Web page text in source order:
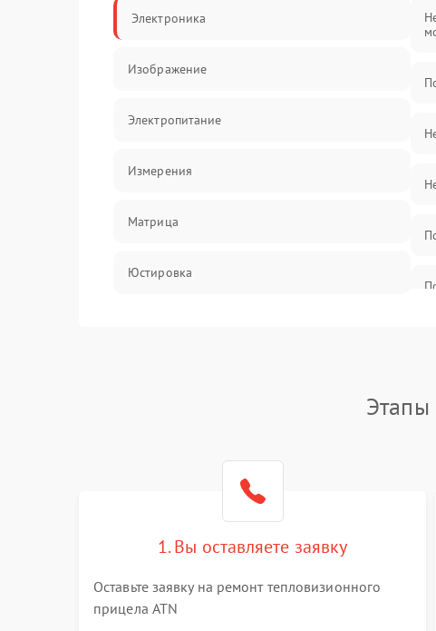
Электроника
Изображение
Электропитание
Измерения
Матрица
Юстировка
Этапы
1. Вы оставляете заявку
Оставьте заявку на ремонт тепловизионного
прицела ATN